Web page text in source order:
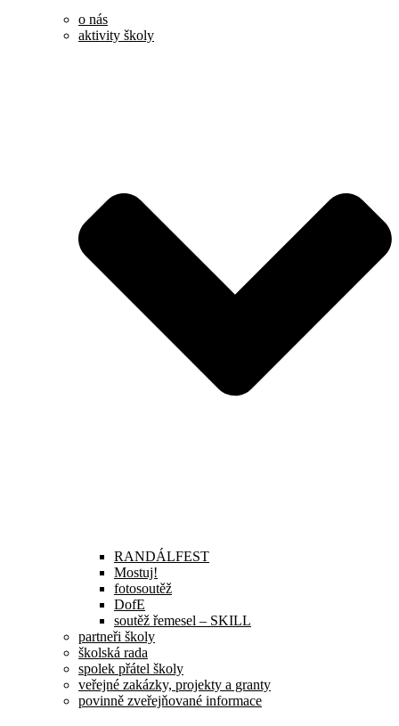
o nás
aktivity školy
RANDÁLFEST
Mostuj!
fotosoutěž
DofE
soutěž řemesel – SKILL
partneři školy
školská rada
spolek přátel školy
veřejné zakázky, projekty a granty
povinně zveřejňované informace